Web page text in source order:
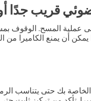
قريب جدًا
عملية المسح. الوقوف
يمكن أن يمنع الكاميرا من
بك حتى يتناسب